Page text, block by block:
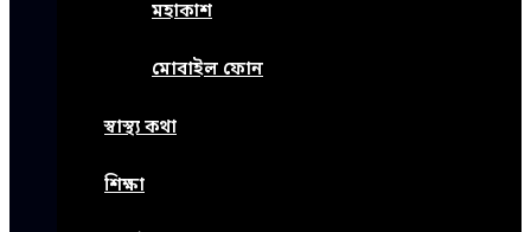
মহাকাশ
মোবাইল ফোন
স্বাস্থ্য কথা
শিক্ষা